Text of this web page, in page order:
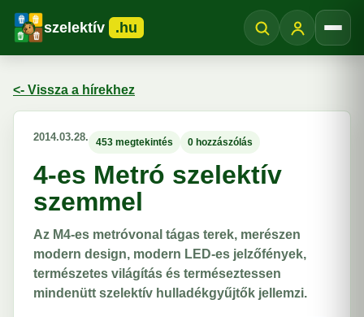
szelektív .hu
<- Vissza a hírekhez
2014.03.28. 453 megtekintés 0 hozzászólás
4-es Metró szelektív
szemmel
Az M4-es metróvonal tágas terek, merészen
modern design, modern LED-es jelzőfények,
természetes világítás és terméseztessen
mindenütt szelektív hulladékgyűjtők jellemzi.